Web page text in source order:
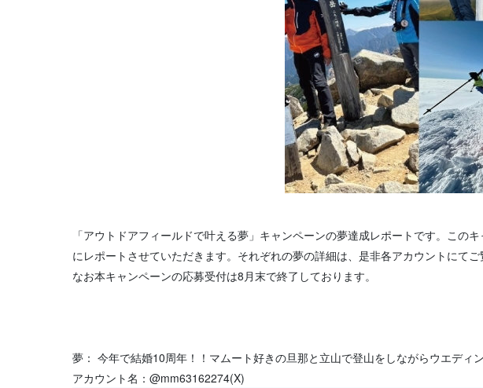
「アウトドアフィールドで叶える夢」キャンペーンの夢達成レポートです。こ
にレポートさせていただきます。それぞれの夢の詳細は、是非各アカウントにてご
なお本キャンペーンの応募受付は8月末で終了しております。
夢： 今年で結婚10周年！！マムート好きの旦那と立山で登山をしながらウエディ
アカウント名：@mm63162274(X)